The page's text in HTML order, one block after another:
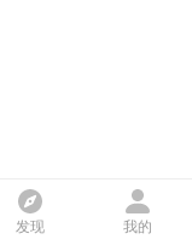
发现 我的